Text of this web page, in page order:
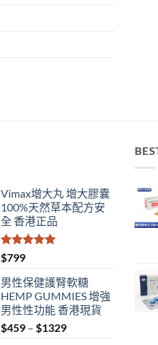
Vimax增大丸 增大膠囊
100%天然草本配方安
全 香港正品
評分
滿分 5
$799
男性保健護腎軟糖
HEMP GUMMIES 增強
男性性功能 香港現貨
$459 – $1329Price